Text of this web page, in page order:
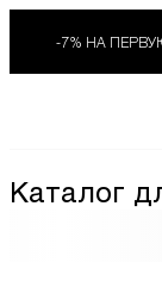
-7% НА
Каталог